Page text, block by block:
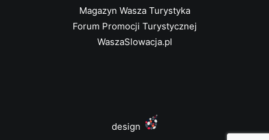
Magazyn Wasza Turystyka
Forum Promocji Turystycznej
WaszaSlowacja.pl
design